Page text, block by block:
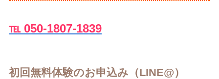
℡ 050-1807-1839
初回無料体験のお申込み（LINE@）